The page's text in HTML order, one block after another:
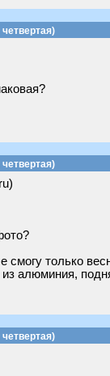
только
алюминия,